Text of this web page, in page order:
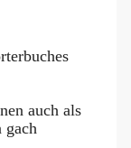
auch als
gach